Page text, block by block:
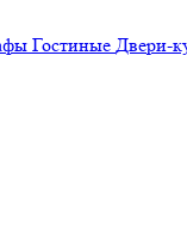
Гостиные Двери-